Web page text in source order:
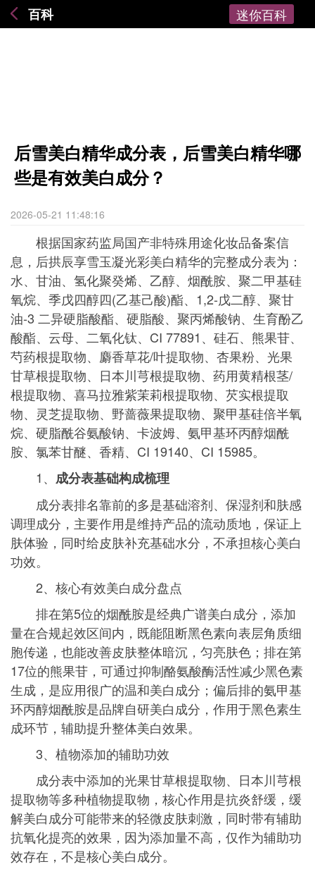
百科 迷你百科
后雪美白精华成分表，后雪美白精华哪
些是有效美白成分？
2026-05-21 11:48:16
根据国家药监局国产非特殊用途化妆品备案信
息，后拱辰享雪玉凝光彩美白精华的完整成分表为：
水、甘油、氢化聚癸烯、乙醇、烟酰胺、聚二甲基硅
氧烷、季戊四醇四(乙基己酸)酯、1,2-戊二醇、聚甘
油-3 二异硬脂酸酯、硬脂酸、聚丙烯酸钠、生育酚乙
酸酯、云母、二氧化钛、CI 77891、硅石、熊果苷、
芍药根提取物、麝香草花/叶提取物、杏果粉、光果
甘草根提取物、日本川芎根提取物、药用黄精根茎/
根提取物、喜马拉雅紫茉莉根提取物、芡实根提取
物、灵芝提取物、野蔷薇果提取物、聚甲基硅倍半氧
烷、硬脂酰谷氨酸钠、卡波姆、氨甲基环丙醇烟酰
胺、氯苯甘醚、香精、CI 19140、CI 15985。
1、 成分表基础构成梳理
成分表排名靠前的多是基础溶剂、保湿剂和肤感
调理成分，主要作用是维持产品的流动质地，保证上
肤体验，同时给皮肤补充基础水分，不承担核心美白
功效。
2、核心有效美白成分盘点
排在第5位的烟酰胺是经典广谱美白成分，添加
量在合规起效区间内，既能阻断黑色素向表层角质细
胞传递，也能改善皮肤整体暗沉，匀亮肤色；排在第
17位的熊果苷，可通过抑制酪氨酸酶活性减少黑色素
生成，是应用很广的温和美白成分；偏后排的氨甲基
环丙醇烟酰胺是品牌自研美白成分，作用于黑色素生
成环节，辅助提升整体美白效果。
3、植物添加的辅助功效
成分表中添加的光果甘草根提取物、日本川芎根
提取物等多种植物提取物，核心作用是抗炎舒缓，缓
解美白成分可能带来的轻微皮肤刺激，同时带有辅助
抗氧化提亮的效果，因为添加量不高，仅作为辅助功
效存在，不是核心美白成分。